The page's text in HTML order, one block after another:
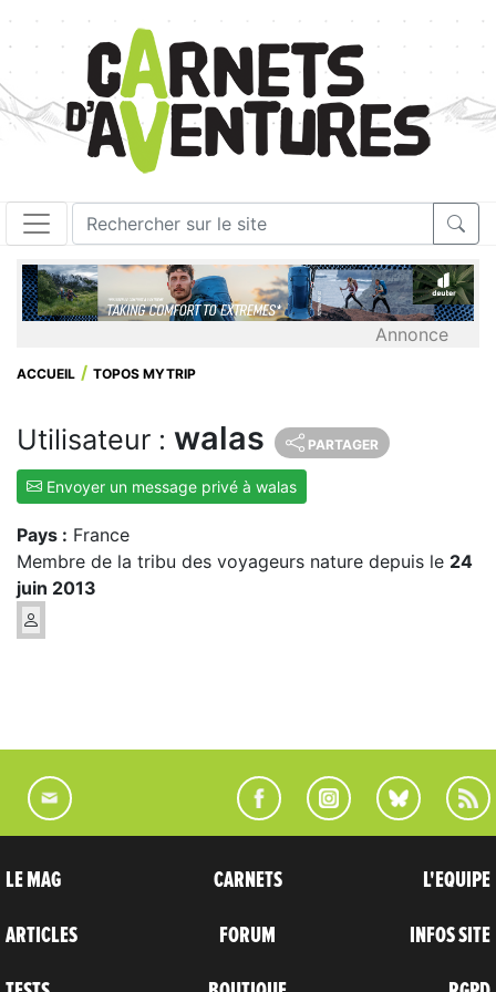
Annonce
ACCUEIL TOPOS MYTRIP
Utilisateur : walas PARTAGER
Envoyer un message privé à walas
Pays : France
Membre de la tribu des voyageurs nature depuis le 24
juin 2013
LE MAG
ARTICLES
CARNETS
FORUM
L'EQUIPE
INFOS SITE